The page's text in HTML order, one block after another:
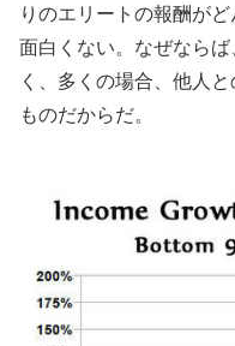
りのエリートの報酬が
面白くない。なぜなら
く、多くの場合、他人
ものだからだ。